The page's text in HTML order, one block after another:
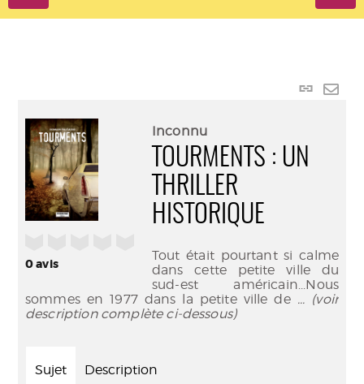
Lien
0avis
Inconnu
TOURMENTS : UN
THRILLER
HISTORIQUE
Tout était pourtant si calme
dans cette petite ville du
sud-est américain...Nous
sommes en 1977 dans la petite ville de ... (voir
description complète ci-dessous)
Sujet Description